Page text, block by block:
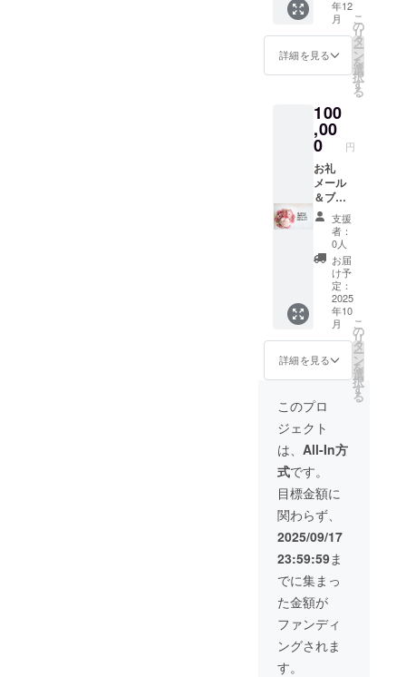
ます
が、後
日、お
礼メー
際への
返信で
も承り
ます。
※このリ
ターン
は5,000
円のリ
ターン
と同じ
内容に
なりま
す。 ・
掲載期
間：開
業日〜
移転又
は廃業
法：掲
載方
法：文
字の
み、ロ
ゴ／バ
ナーの
掲載は
不可 ・
注意事
項：支
援時、
必ず備
考欄に
掲載を
希望さ
れるお
名前又
ズ調
L（70.0
mm×24
5.0mm
程度）
・支援
ず備考
欄に希
望され
るお名
前
（ニッ
クネー
ム）又
は企業
名をご
記入く
ださ
い。 ・
店舗の
確定時
期：
2025年
11月中
旬に確
保予定
※確保で
きない
場合
は、開
業日以
降随時
店舗に
掲載致
しま
す。
は企業
名を掲
載しま
す。 ・
掲載期
間：開
移転又
は廃業
まで ・
掲載方
法：文
字の
み、ロ
ゴ／バ
ナーの
掲載は
不可 ・
掲載サ
イズ：
アン
ティー
クゴー
ルド
調
LL（90.
0mm×3
15.0m
m程
度） ・
支援
時、必
ず備考
欄に希
望され
るお名
前
（ニッ
クネー
ム）又
は企業
名をご
記入く
ださ
い。 ・
年12
月
詳細を見る
こ
の
リ
タ
ー
ン
を
選
択
す
る
100
,00
0 円
お礼
メール
＆ブロ
グで紹
介 リ
ターン
はメー
ルだけ
でいい
から支
援した
い、と
いう方
はこち
らから
お願い
しま
す。 こ
ちらの
ご支援
を頂い
た方は
後日ブ
ログ等
で、お
名前を
掲載さ
せて頂
きます
（辞退
可・ペ
ンネー
ム可）
支援時
支援
者：
0人
お届
け予
定：
2025
年10
月
詳細を見る
こ
の
リ
タ
ー
ン
を
選
択
す
る
このプロ
ジェクト
は、 All-In方
式です。
目標金額に
関わらず、
2025/09/17
23:59:59ま
でに集まっ
た金額が
ファンディ
ングされま
す。